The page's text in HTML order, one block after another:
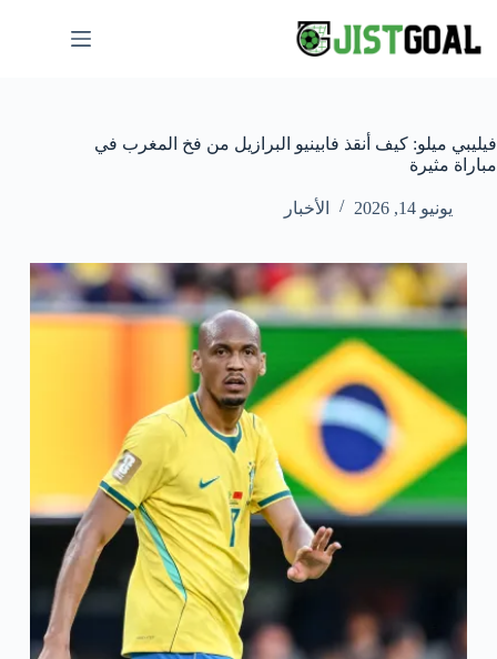
المحتوى
فيليبي ميلو: كيف أنقذ فابينيو البرازيل من فخ المغرب في
مباراة مثيرة
يونيو 14, 2026 الأخبار